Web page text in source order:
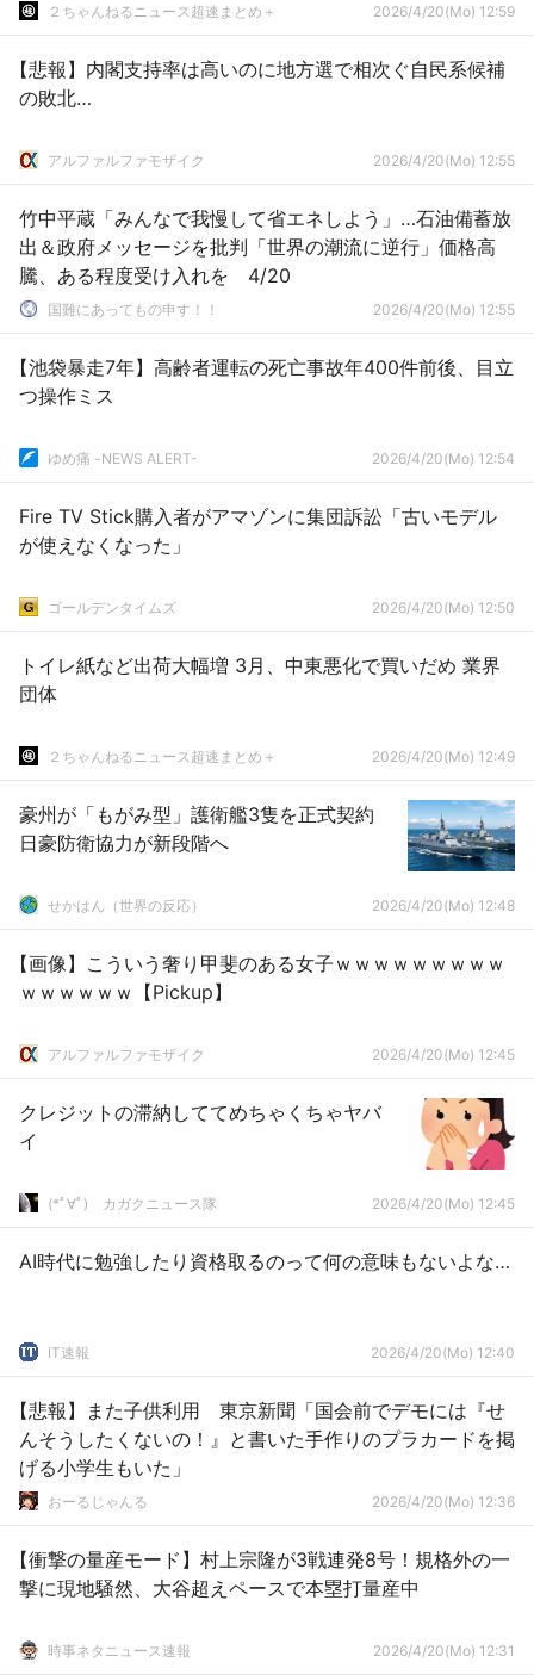
２ちゃんねるニュース超速まとめ＋ 2026/4/20(Mo) 12:59
【悲報】内閣支持率は高いのに地方選で相次ぐ自民系候補
の敗北…
アルファルファモザイク 2026/4/20(Mo) 12:55
竹中平蔵「みんなで我慢して省エネしよう」…石油備蓄放
出＆政府メッセージを批判「世界の潮流に逆行」価格高
騰、ある程度受け入れを 4/20
国難にあってもの申す！！ 2026/4/20(Mo) 12:55
【池袋暴走7年】高齢者運転の死亡事故年400件前後、目立
つ操作ミス
ゆめ痛 -NEWS ALERT- 2026/4/20(Mo) 12:54
Fire TV Stick購入者がアマゾンに集団訴訟「古いモデル
が使えなくなった」
ゴールデンタイムズ 2026/4/20(Mo) 12:50
トイレ紙など出荷大幅増 3月、中東悪化で買いだめ 業界
団体
２ちゃんねるニュース超速まとめ＋ 2026/4/20(Mo) 12:49
豪州が「もがみ型」護衛艦3隻を正式契約
日豪防衛協力が新段階へ
せかはん（世界の反応） 2026/4/20(Mo) 12:48
【画像】こういう奢り甲斐のある女子ｗｗｗｗｗｗｗｗｗ
ｗｗｗｗｗｗ【Pickup】
アルファルファモザイク 2026/4/20(Mo) 12:45
クレジットの滞納しててめちゃくちゃヤバ
イ
(*ﾟ∀ﾟ)ゞカガクニュース隊 2026/4/20(Mo) 12:45
AI時代に勉強したり資格取るのって何の意味もないよな…
IT速報 2026/4/20(Mo) 12:40
【悲報】また子供利用 東京新聞「国会前でデモには『せ
んそうしたくないの！』と書いた手作りのプラカードを掲
げる小学生もいた」
おーるじゃんる 2026/4/20(Mo) 12:36
【衝撃の量産モード】村上宗隆が3戦連発8号！規格外の一
撃に現地騒然、大谷超えペースで本塁打量産中
時事ネタニュース速報 2026/4/20(Mo) 12:31